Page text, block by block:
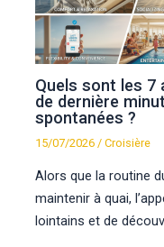
Quels sont les 7
de dernière
spontanées ?
15/07/2026 /Croisière
Alors que la routine
maintenir à quai,
lointains et de